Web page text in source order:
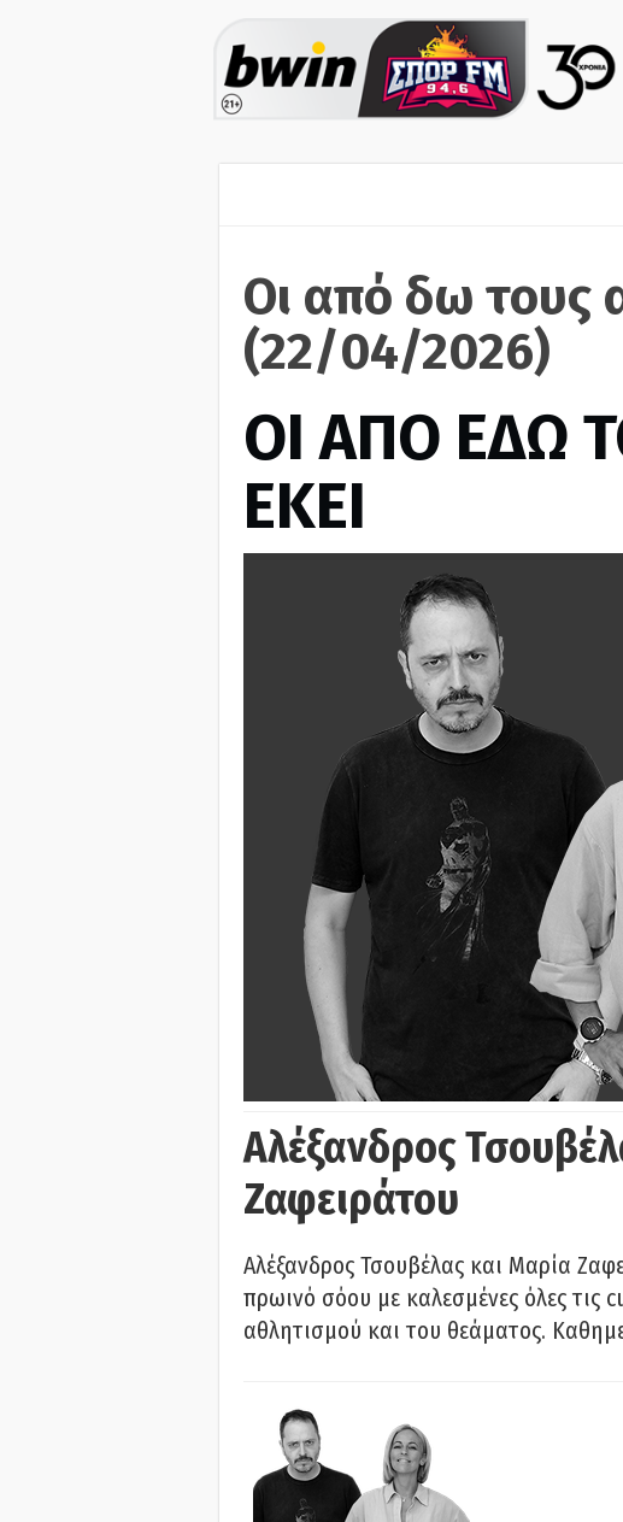
Οι από δω τους
(22/04/2026)
ΟΙ ΑΠΟ ΕΔΩ
ΕΚΕΙ
Αλέξανδρος
Ζαφειράτου
Αλέξανδρος Τσουβέλας και Μαρία
πρωινό σόου με καλεσμένες όλες τις
αθλητισμού και του θεάματος.